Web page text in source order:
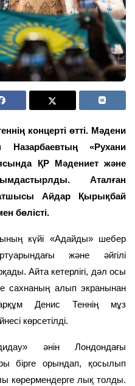
концерті өтті. Мәдени
«Рухани
ҚР Мәдениет және
Аталған
Айдар Қырықбай
бөлісті.
күйі «Адайды» шебер
және әйгілі
Айта кетерлігі, дәл осы
сахнаның алып экранынан
Денис Теннің мұз
көрсетілді.
әнін Лондондағы
бірге орындап, қосылып
көрермендерге лық толды.